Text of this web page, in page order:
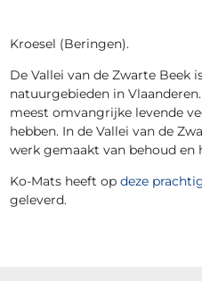
Kroesel (Beringen).
De Vallei van de Zwarte Beek
natuurgebieden in
meest omvangrijke levende
hebben. In de Vallei van de
werk gemaakt van behoud en
Ko-Mats heeft op deze
geleverd.